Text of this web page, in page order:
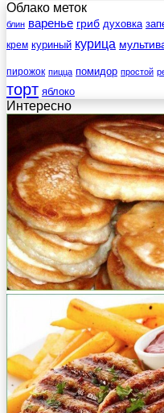
Облако меток
блин варенье гриб духовка
крем куриный курица
пирожок пицца помидор простой
торт яблоко
Интересно